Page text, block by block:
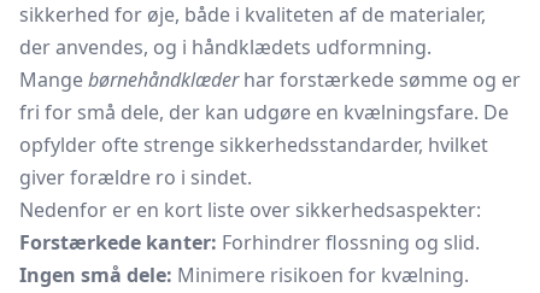
sikkerhed for øje, både i kvaliteten af de materialer,
der anvendes, og i håndklædets udformning.
Mangebørnehåndklæderhar forstærkede sømme og er
fri for små dele, der kan udgøre en kvælningsfare. De
opfylder ofte strenge sikkerhedsstandarder, hvilket
giver forældre ro i sindet.
Nedenfor er en kort liste over sikkerhedsaspekter:
Forstærkede kanter: Forhindrer flossning og slid.
Ingen små dele: Minimere risikoen for kvælning.